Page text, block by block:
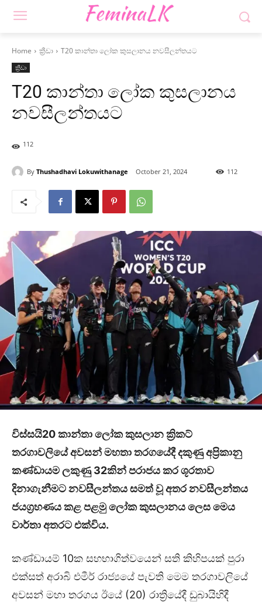
Home ක්‍රීඩා T20 කාන්තා ලෝක කුසලානය නවසීලන්තයට
ක්‍රීඩා
T20 කාන්තා ලෝක කුසලානය
නවසීලන්තයට
112
By Thushadhavi Lokuwithanage October 21, 2024 112
විස්සයි20කාන්තා ලෝක කුසලාන ක්‍රිකට්
තරගාවලියේ අවසන් මහතා තරගයේදී දකුණු අප්‍රිකානු
කණ්ඩායම ලකුණු32කින් පරාජය කර ශූරතාව
දිනාගැනීමට නවසීලන්තය සමත් වූ අතර නවසීලන්තය
ජයග්‍රහණය කළ පළමු ලෝක කුසලානය ලෙස මෙය
වාර්තා අතරට එක්විය.
කණ්ඩායම් 10ක සහභාගිත්වයෙන් සති කිහිපයක් පුරා
එක්සත් අරාබි එමීර් රාජ්‍යයේ පැවති මෙම තරගාවලියේ
අවසන් මහා තරගය ඊයේ (20) රාත්‍රියේදී ඩුබායිහිදී